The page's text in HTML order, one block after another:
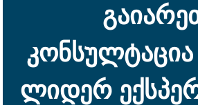
კონსულტაცია
ლიდერ